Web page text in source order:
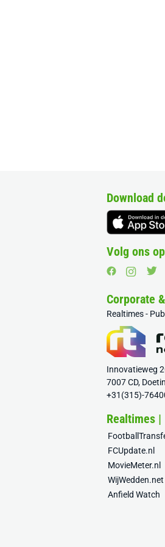
Download
Volg ons
Corporate
Realtimes -
Innovatieweg
7007 CD,
+31(315)-
Realtimes
FCUpdate.nl
MovieMeter.nl
WijWedden.net
Anfield Watch